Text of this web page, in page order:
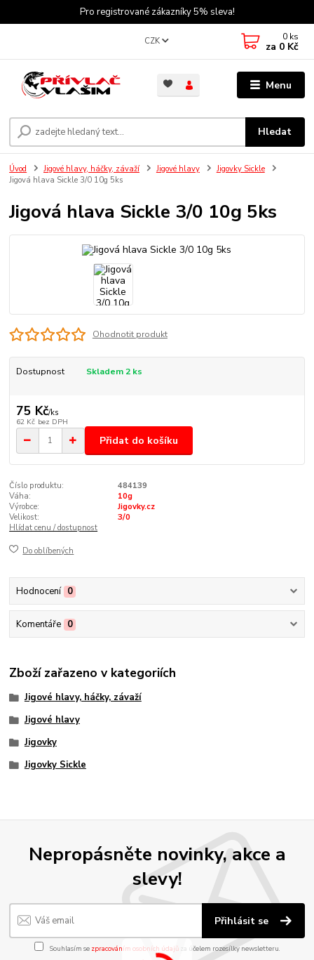
Pro registrované zákazníky 5% sleva!
Menu
CZK
Hledat
0 ks
za 0 Kč
Úvod Jigové hlavy, háčky, závaží Jigové hlavy
Jigovky Sickle
Jigová hlava Sickle 3/0 10g 5ks
Jigová hlava Sickle 3/0 10g 5ks
Ohodnotit produkt
Dostupnost Skladem 2 ks
75 Kč/ks
62 Kč bez DPH
Přidat do košíku
Číslo produktu:
484139
Váha:
10g
Výrobce:
Jigovky.cz
Velikost:
3/0
Hlídat cenu / dostupnost
Do oblíbených
Hodnocení 0
Komentáře 0
Zboží zařazeno v kategoriích
Jigové hlavy, háčky, závaží
Jigové hlavy
Jigovky
Jigovky Sickle
Nepropásněte novinky, akce a
slevy!
Přihlásit se
Souhlasím se zpracováním osobních údajůza účelem rozesílky newsletteru.